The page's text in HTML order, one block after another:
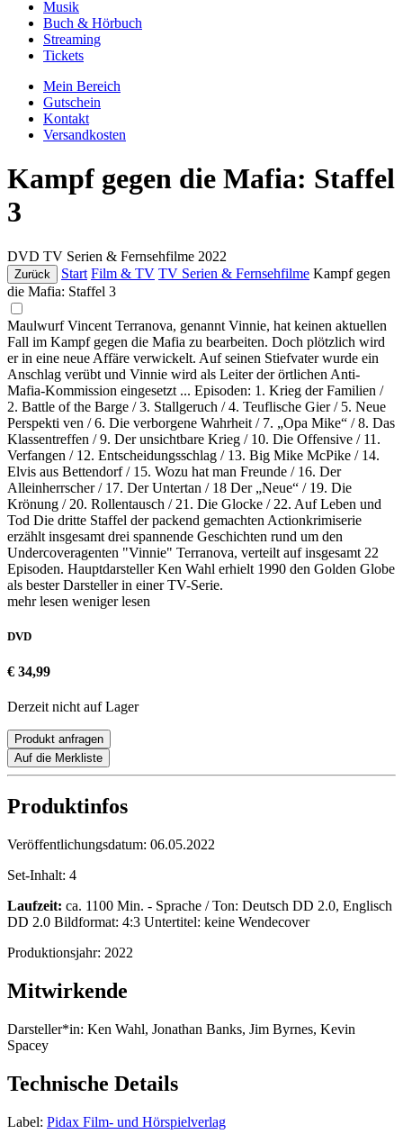
Musik
Buch & Hörbuch
Streaming
Tickets
Mein Bereich
Gutschein
Kontakt
Versandkosten
Kampf gegen die Mafia: Staffel
3
DVD TV Serien & Fernsehfilme 2022
Zurück Start Film & TV TV Serien & Fernsehfilme Kampf gegen
die Mafia: Staffel 3
Maulwurf Vincent Terranova, genannt Vinnie, hat keinen aktuellen
Fall im Kampf gegen die Mafia zu bearbeiten. Doch plötzlich wird
er in eine neue Affäre verwickelt. Auf seinen Stiefvater wurde ein
Anschlag verübt und Vinnie wird als Leiter der örtlichen Anti-
Mafia-Kommission eingesetzt ... Episoden: 1. Krieg der Familien /
2. Battle of the Barge / 3. Stallgeruch / 4. Teuflische Gier / 5. Neue
Perspekti ven / 6. Die verborgene Wahrheit / 7. „Opa Mike“ / 8. Das
Klassentreffen / 9. Der unsichtbare Krieg / 10. Die Offensive / 11.
Verfangen / 12. Entscheidungsschlag / 13. Big Mike McPike / 14.
Elvis aus Bettendorf / 15. Wozu hat man Freunde / 16. Der
Alleinherrscher / 17. Der Untertan / 18 Der „Neue“ / 19. Die
Krönung / 20. Rollentausch / 21. Die Glocke / 22. Auf Leben und
Tod Die dritte Staffel der packend gemachten Actionkrimiserie
erzählt insgesamt drei spannende Geschichten rund um den
Undercoveragenten "Vinnie" Terranova, verteilt auf insgesamt 22
Episoden. Hauptdarsteller Ken Wahl erhielt 1990 den Golden Globe
als bester Darsteller in einer TV-Serie.
mehr lesen weniger lesen
DVD
€ 34,99
Derzeit nicht auf Lager
Produkt anfragen
Auf die Merkliste
Produktinfos
Veröffentlichungsdatum: 06.05.2022
Set-Inhalt: 4
Laufzeit: ca. 1100 Min. - Sprache / Ton: Deutsch DD 2.0, Englisch
DD 2.0 Bildformat: 4:3 Untertitel: keine Wendecover
Produktionsjahr: 2022
Mitwirkende
Darsteller*in: Ken Wahl, Jonathan Banks, Jim Byrnes, Kevin
Spacey
Technische Details
Label: Pidax Film- und Hörspielverlag